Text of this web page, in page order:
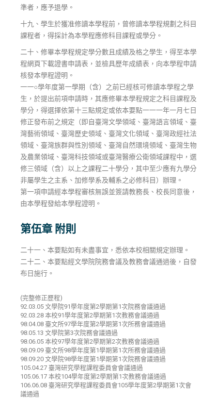
準者，應予退學。
十九、學生於獲准修讀本學程前，曾修讀本學程規劃之科目
課程者，得採計為本學程應修科目課程或學分。
二十、修畢本學程規定學分數且成績及格之學生，得至本學
程網頁下載證書申請表，並檢具歷年成績表，向本學程申請
核發本學程證明。
一一○學年度第一學期（含）之前已經核可修讀本學程之學
生，於提出前項申請時，其應修畢本學程規定之科目課程及
學分，得選擇依第十三點規定或依本要點一一一年一月七日
修正發布前之規定（即自臺灣文學領域、臺灣語言領域、臺
灣藝術領域、臺灣歷史領域、臺灣文化領域、臺灣政經社法
領域、臺灣族群與性別領域、臺灣自然環境領域、臺灣生物
及農業領域、臺灣科技領域或臺灣醫療公衛領域課程中，選
修三領域（含）以上之課程二十學分，其中至少應有九學分
非屬學生之主系、加修學系及輔系之必修科目）辦理。
第一項申請經本學程審核無誤並簽請教務長、校長同意後，
由本學程發給本學程證明。
第伍章 附則
二十一、本要點如有未盡事宜，悉依本校相關規定辦理。
二十二、本要點經文學院院務會議及教務會議通過後，自發
布日施行。
(完整修正歷程)
92.03.05 文學院91學年度第2學期第1次院務會議通過
92.03.28 本校91學年度第2學期第1次教務會議通過
98.04.08 臺文所97學年度第2學期第1次所務會議通過
98.05.13 文學院第3次院務會議通過
98.06.05 本校97學年度第2學期第2次教務會議通過
98.09.09 臺文所98學年度第1學期第1次所務會議通過
98.09.20 文學院98學年度第1學期第1次院務會議通過
105.04.27 臺灣研究學程課程委員會會議通過
105.06.17 本校104學年度第2學期第1次教務會議通過
106.06.08 臺灣研究學程課程委員會105學年度第2學期第1次會
議通過